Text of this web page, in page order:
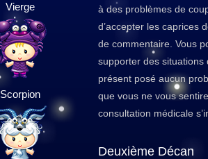
Vierge
Scorpion
à des problèmes de
d’accepter les caprices
de commentaire. Vous
supporter des situations
présent posé aucun
que vous ne vous
consultation médicale
Deuxième Décan